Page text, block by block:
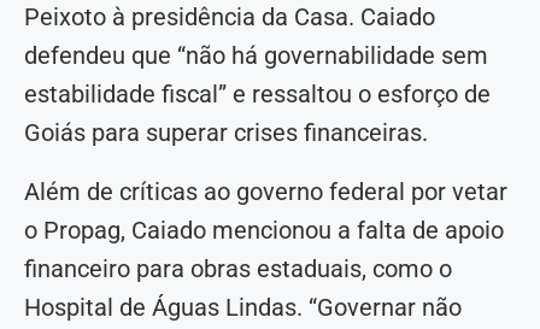
Peixoto à presidência da Casa. Caiado
defendeu que “não há governabilidade sem
estabilidade fiscal” e ressaltou o esforço de
Goiás para superar crises financeiras.
Além de críticas ao governo federal por vetar
o Propag, Caiado mencionou a falta de apoio
financeiro para obras estaduais, como o
Hospital de Águas Lindas. “Governar não